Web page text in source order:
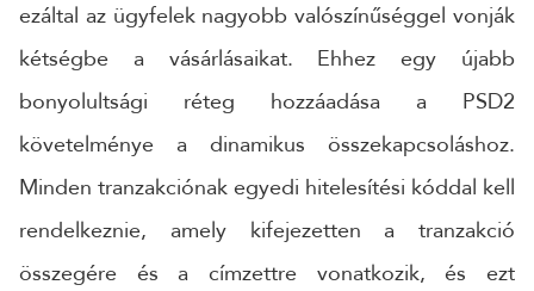
ezáltal az ügyfelek nagyobb valószínűséggel vonják
kétségbe a vásárlásaikat. Ehhez egy újabb
bonyolultsági réteg hozzáadása a PSD2
követelménye a dinamikus összekapcsoláshoz.
Minden tranzakciónak egyedi hitelesítési kóddal kell
rendelkeznie, amely kifejezetten a tranzakció
összegére és a címzettre vonatkozik, és ezt